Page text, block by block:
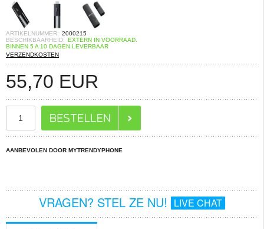
ARTIKELNUMMER: 2000215
BESCHIKBAARHEID: EXTERN IN VOORRAAD.
BINNEN 5 A 10 DAGEN LEVERBAAR
VERZENDKOSTEN
55,70 EUR
AANBEVOLEN DOOR MYTRENDYPHONE
VRAGEN? STEL ZE NU! LIVE CHAT